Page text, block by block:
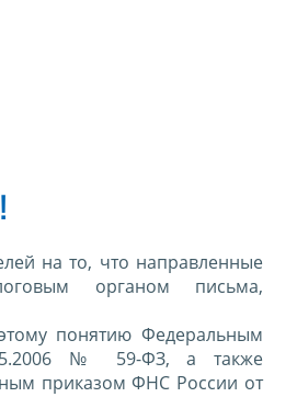
на то, что направленные
органом письма,
понятию Федеральным
№ 59-ФЗ, а также
приказом ФНС России от